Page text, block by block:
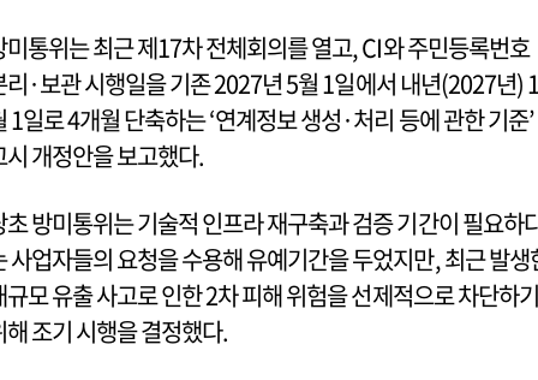
미통위는 최근 제17차 전체회의를 열고, CI와 주민등록번호
리·보관 시행일을 기존 2027년 5월 1일에서 내년(2027년) 1
1일로 4개월 단축하는 ‘연계정보 생성·처리 등에 관한 기준’
시 개정안을 보고했다.
초 방미통위는 기술적 인프라 재구축과 검증 기간이 필요하
사업자들의 요청을 수용해 유예기간을 두었지만, 최근 발생
규모 유출 사고로 인한 2차 피해 위험을 선제적으로 차단하기
해 조기 시행을 결정했다.